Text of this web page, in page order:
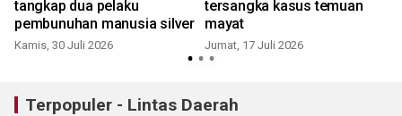
tangkap dua pelaku
pembunuhan manusia silver
Kamis, 30 Juli 2026
tersangka kasus temuan
mayat
Jumat, 17 Juli 2026
Terpopuler - Lintas Daerah